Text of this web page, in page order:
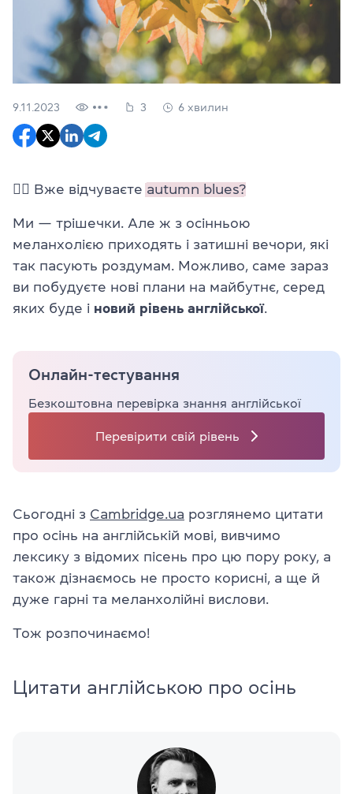
9.11.2023 3 6 хвилин
🖐🏼 Вже відчуваєте autumn blues?
Ми — трішечки. Але ж з осінньою
меланхолією приходять і затишні вечори, які
так пасують роздумам. Можливо, саме зараз
ви побудуєте нові плани на майбутнє, серед
яких буде і новий рівень англійської.
Онлайн-тестування
Безкоштовна перевірка знання англійської
Перевірити свій рівень
Сьогодні з Cambridge.ua розглянемо цитати
про осінь на англійській мові , вивчимо
лексику з відомих пісень про цю пору року, а
також дізнаємось не просто корисні, а ще й
дуже гарні та меланхолійні вислови.
Тож розпочинаємо!
Цитати англійською про осінь